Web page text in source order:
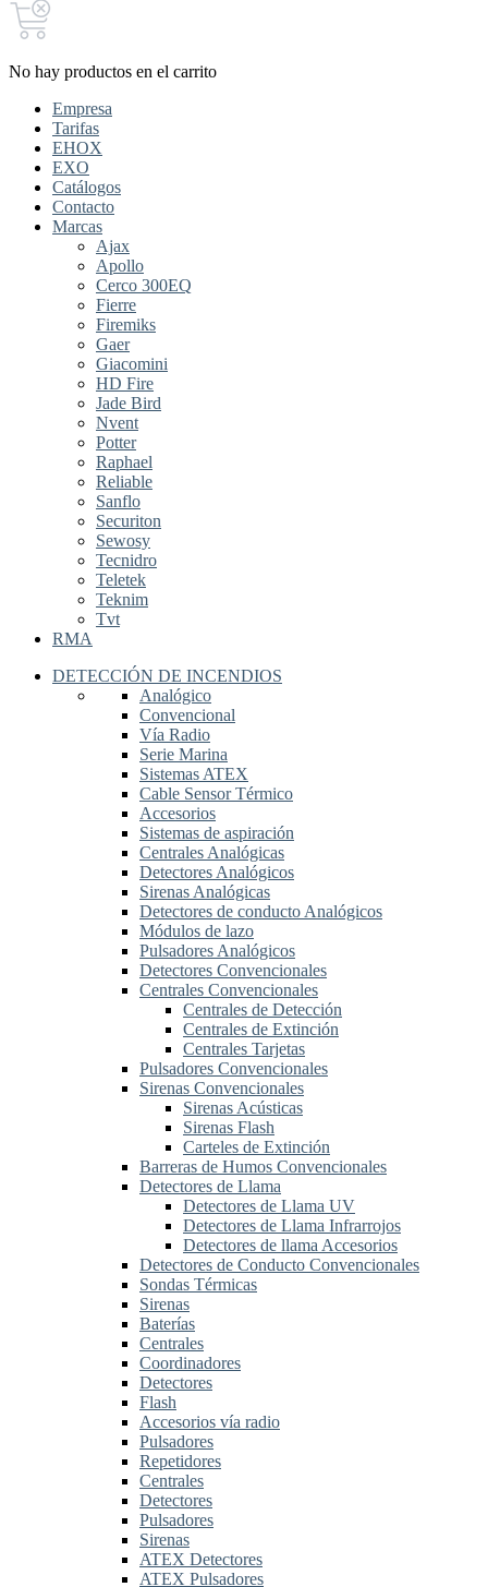
No hay productos en el carrito
Empresa
Tarifas
EHOX
EXO
Catálogos
Contacto
Marcas
Ajax
Apollo
Cerco 300EQ
Fierre
Firemiks
Gaer
Giacomini
HD Fire
Jade Bird
Nvent
Potter
Raphael
Reliable
Sanflo
Securiton
Sewosy
Tecnidro
Teletek
Teknim
Tvt
RMA
DETECCIÓN DE INCENDIOS
Analógico
Convencional
Vía Radio
Serie Marina
Sistemas ATEX
Cable Sensor Térmico
Accesorios
Sistemas de aspiración
Centrales Analógicas
Detectores Analógicos
Sirenas Analógicas
Detectores de conducto Analógicos
Módulos de lazo
Pulsadores Analógicos
Detectores Convencionales
Centrales Convencionales
Centrales de Detección
Centrales de Extinción
Centrales Tarjetas
Pulsadores Convencionales
Sirenas Convencionales
Sirenas Acústicas
Sirenas Flash
Carteles de Extinción
Barreras de Humos Convencionales
Detectores de Llama
Detectores de Llama UV
Detectores de Llama Infrarrojos
Detectores de llama Accesorios
Detectores de Conducto Convencionales
Sondas Térmicas
Sirenas
Baterías
Centrales
Coordinadores
Detectores
Flash
Accesorios vía radio
Pulsadores
Repetidores
Centrales
Detectores
Pulsadores
Sirenas
ATEX Detectores
ATEX Pulsadores